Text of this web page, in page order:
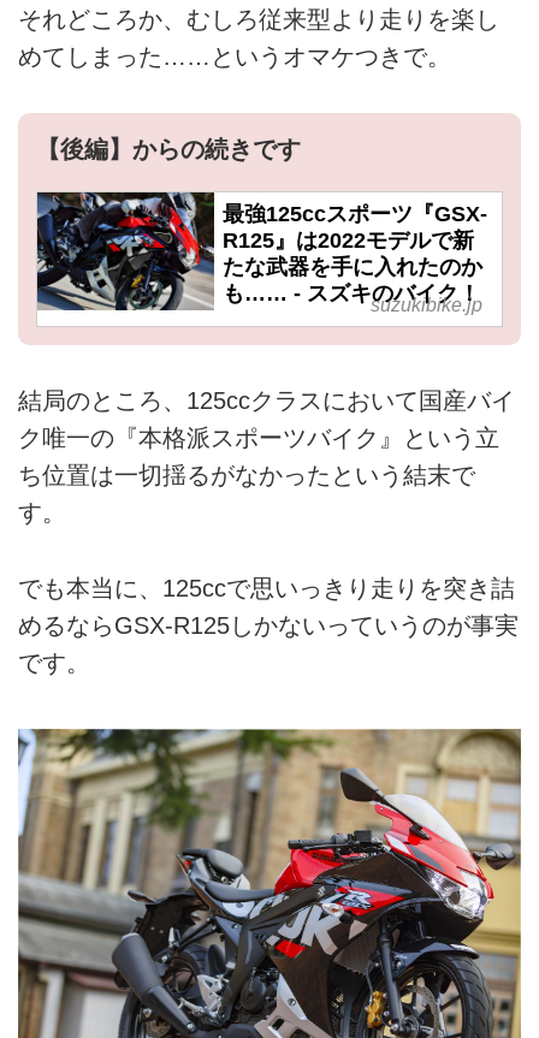
それどころか、むしろ従来型より走りを楽し
めてしまった……というオマケつきで。
【後編】からの続きです
最強125ccスポーツ『GSX-
R125』は2022モデルで新
たな武器を手に入れたのか
も…… - スズキのバイク！
suzukibike.jp
結局のところ、125ccクラスにおいて国産バイ
ク唯一の『本格派スポーツバイク』という立
ち位置は一切揺るがなかったという結末で
す。
でも本当に、125ccで思いっきり走りを突き詰
めるならGSX-R125しかないっていうのが事実
です。